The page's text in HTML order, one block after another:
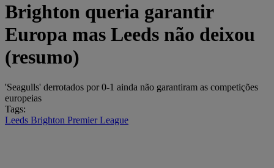
Brighton queria garantir
Europa mas Leeds não deixou
(resumo)
'Seagulls' derrotados por 0-1 ainda não garantiram as competições
europeias
Tags:
Leeds Brighton Premier League